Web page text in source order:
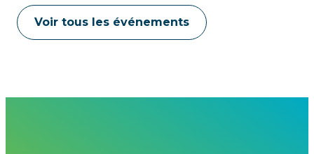
Voir tous les événements